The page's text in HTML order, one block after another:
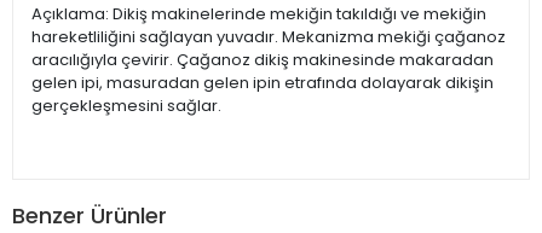
Açıklama: Dikiş makinelerinde mekiğin takıldığı ve mekiğin
hareketliliğini sağlayan yuvadır. Mekanizma mekiği çağanoz
aracılığıyla çevirir. Çağanoz dikiş makinesinde makaradan
gelen ipi, masuradan gelen ipin etrafında dolayarak dikişin
gerçekleşmesini sağlar.
Benzer Ürünler